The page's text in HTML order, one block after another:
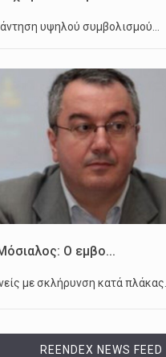
υψηλού συμβολισμού…
Ο εμβο...
με σκλήρυνση κατά πλάκας…
REENDEX NEWS FEED